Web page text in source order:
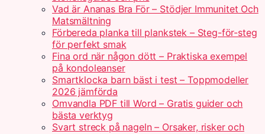
Vad är Ananas Bra För – Stödjer Immunitet Och
Matsmältning
Förbereda planka till plankstek – Steg-för-steg
för perfekt smak
Fina ord när någon dött – Praktiska exempel
på kondoleanser
Smartklocka barn bäst i test – Toppmodeller
2026 jämförda
Omvandla PDF till Word – Gratis guider och
bästa verktyg
Svart streck på nageln – Orsaker, risker och